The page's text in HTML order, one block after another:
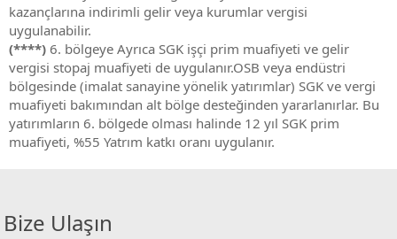
kazançlarına indirimli gelir veya kurumlar vergisi
uygulanabilir.
(****) 6. bölgeye Ayrıca SGK işçi prim muafiyeti ve gelir
vergisi stopaj muafiyeti de uygulanır.OSB veya endüstri
bölgesinde (imalat sanayine yönelik yatırımlar) SGK ve vergi
muafiyeti bakımından alt bölge desteğinden yararlanırlar. Bu
yatırımların 6. bölgede olması halinde 12 yıl SGK prim
muafiyeti, %55 Yatrım katkı oranı uygulanır.
Bize Ulaşın